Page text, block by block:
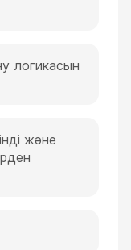
логикасын
және